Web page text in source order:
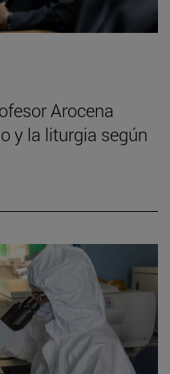
Arocena
y la liturgia según